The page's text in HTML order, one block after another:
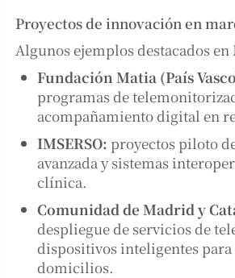
Proyectos de innovación en
Algunos ejemplos destacados en
Fundación Matia (País
programas de
acompañamiento digital en
IMSERSO: proyectos piloto
avanzada y sistemas
clínica.
Comunidad de Madrid y
despliegue de servicios de
dispositivos inteligentes para
domicilios.